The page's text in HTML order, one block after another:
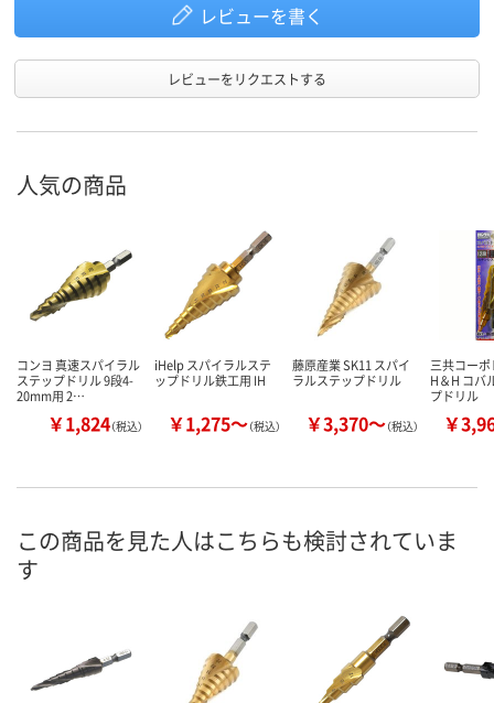
レビューを書く
レビューをリクエストする
人気の商品
コンヨ 真速スパイラル
ステップドリル 9段4-
20mm用 2…
￥1,824（税込）
iHelp スパイラルステ
ップドリル鉄工用 IH
￥1,275～（税込）
藤原産業 SK11 スパイ
ラルステップドリル
￥3,370～（税込）
三共コー
H＆H コバ
プドリル
￥
この商品を見た人はこちらも検討されていま
す